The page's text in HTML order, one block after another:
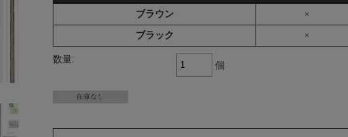
ブラウン ×
ブラック ×
数量:
個